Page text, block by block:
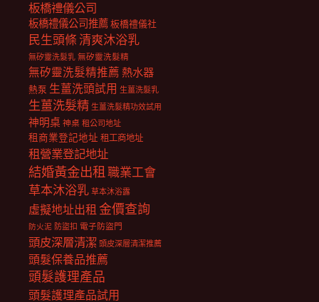
板橋禮儀公司
板橋禮儀公司推薦板橋禮儀社
民生頭條清爽沐浴乳
無矽靈洗髮乳 無矽靈洗髮精
無矽靈洗髮精推薦 熱水器
熱泵 生薑洗頭試用 生薑洗髮乳
生薑洗髮精 生薑洗髮精功效試用
神明桌 神桌 租公司地址
租商業登記地址 租工商地址
租營業登記地址
結婚黃金出租職業工會
草本沐浴乳 草本沐浴露
虛擬地址出租 金價查詢
防火泥 防盜扣 電子防盜門
頭皮深層清潔 頭皮深層清潔推薦
頭髮保養品推薦
頭髮護理產品
頭髮護理產品試用